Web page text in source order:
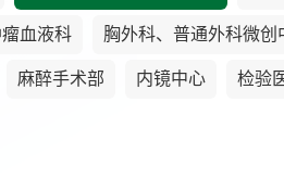
瘤血液科 胸外科、普通外科微创
麻醉手术部 内镜中心 检验